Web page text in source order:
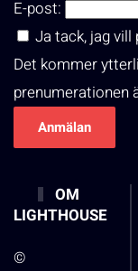
E-post:
Ja tack, jag vill
Det kommer
prenumerationen
OM
LIGHTHOUSE
©